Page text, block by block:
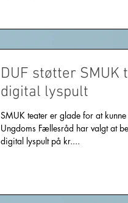
DUF støtter SMUK
digital lyspult
SMUK teater er glade for at
Ungdoms Fællesråd har valgt at
digital lyspult på kr....